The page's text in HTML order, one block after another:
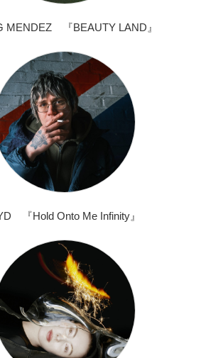
MENDEZ 『BEAUTY LAND』
『Hold Onto Me Infinity』